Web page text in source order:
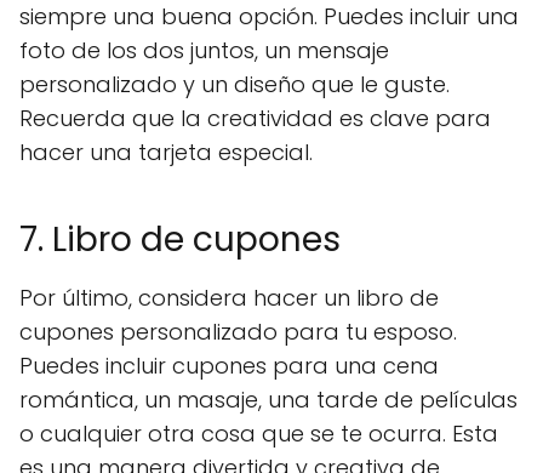
siempre una buena opción. Puedes incluir una
foto de los dos juntos, un mensaje
personalizado y un diseño que le guste.
Recuerda que la creatividad es clave para
hacer una tarjeta especial.
7. Libro de cupones
Por último, considera hacer un libro de
cupones personalizado para tu esposo.
Puedes incluir cupones para una cena
romántica, un masaje, una tarde de películas
o cualquier otra cosa que se te ocurra. Esta